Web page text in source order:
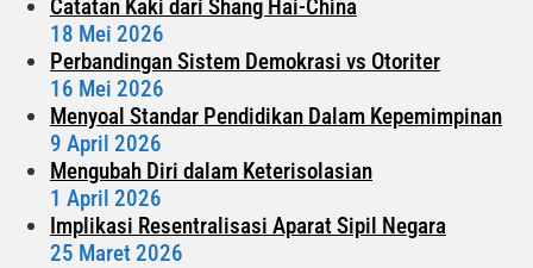
Catatan Kaki dari Shang Hai-China
18 Mei 2026
Perbandingan Sistem Demokrasi vs Otoriter
16 Mei 2026
Menyoal Standar Pendidikan Dalam Kepemimpinan
9 April 2026
Mengubah Diri dalam Keterisolasian
1 April 2026
Implikasi Resentralisasi Aparat Sipil Negara
25 Maret 2026